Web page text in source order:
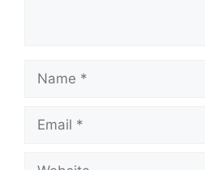
Name
Email
Website